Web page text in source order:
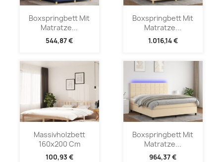
Boxspringbett Mit
Matratze...
544,87 €
Boxspringbett Mit
Matratze...
1.016,14 €
Massivholzbett
160x200 Cm
100,93 €
Boxspringbett Mit
Matratze...
964,37 €